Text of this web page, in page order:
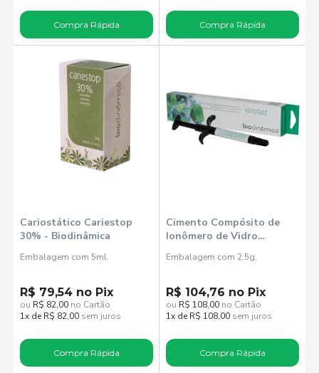
Compra Rápida Compra Rápida
Cariostático Cariestop
30% - Biodinâmica
Embalagem com 5ml.
R$ 79,54 no Pix
ou R$ 82,00 no Cartão
1x de R$ 82,00 sem juros
Compra Rápida
Cimento Compósito de
Ionômero de Vidro
Biodinâmica
Embalagem com 2,5g.
R$ 104,76 no Pix
ou R$ 108,00 no Cartão
1x de R$ 108,00 sem juros
Compra Rápida